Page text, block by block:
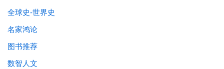
全球史-世界史
名家鸿论
图书推荐
数智人文